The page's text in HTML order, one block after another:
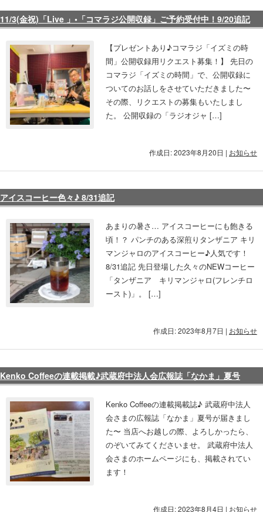
11/3(金祝)「Live 」•「コマラジ公開収録」ご予約受付中！9/20追記
【プレゼントあり♪コマラジ「イズミの時
間」公開収録用リクエスト募集！】 先日の
コマラジ「イズミの時間」で、公開収録に
ついてのお話しをさせていただきました〜
その際、リクエストの募集もいたしまし
た。 公開収録の「ラジオジャ […]
作成日: 2023年8月20日 | お知らせ
アイスコーヒー色々♪ 8/31追記
あまりの暑さ… アイスコーヒーにも飽きる
頃！？ パンチのある深煎りタンザニア キリ
マンジャロのアイスコーヒー♪人気です！
8/31追記 先日登場した久々のNEWコーヒー
「タンザニア キリマンジャロ(フレンチロ
ースト)」。 […]
作成日: 2023年8月7日 | お知らせ
Kenko Coffeeの連載掲載♪武蔵府中法人会広報誌「なかま」夏号
Kenko Coffeeの連載掲載誌♪ 武蔵府中法人
会さまの広報誌「なかま」夏号が届きまし
た〜 当店へお越しの際、よろしかったら、
のぞいてみてくださいませ。 武蔵府中法人
会さまのホームページにも、掲載されてい
ます！
作成日: 2023年8月4日 | お知らせ